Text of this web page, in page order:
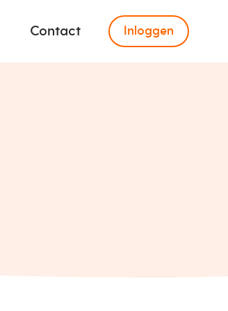
Contact Inloggen